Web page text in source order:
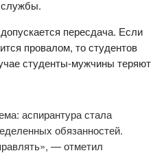
службы.
пересдача. Если
провалом, то студентов
студенты-мужчины теряют
аспирантура стала
обязанностей.
— отметил